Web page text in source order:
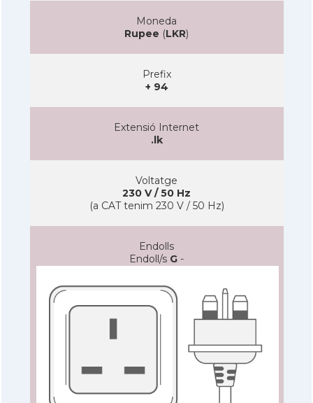
Moneda
Rupee (LKR)
Prefix
+ 94
Extensió Internet
.lk
Voltatge
230 V / 50 Hz
(a CAT tenim 230 V / 50 Hz)
Endolls
Endoll/s G -